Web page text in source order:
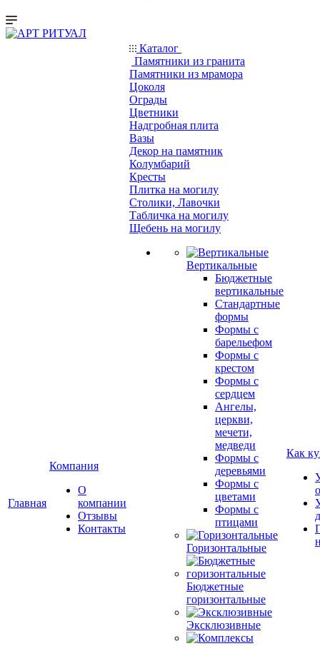
Главная
Компания
О
компании
Отзывы
Контакты
Каталог
Памятники из гранита
Памятники из мрамора
Цоколя
Ограды
Цветники
Надгробная плита
Вазы
Декор на памятник
Колумбарий
Кресты
Плитка на могилу
Столики, Лавочки
Табличка на могилу
Щебень на могилу
Вертикальные
Бюджетные
вертикальные
Стандартные
формы
Формы с
барельефом
Формы с
крестом
Формы с
сердцем
Ангелы,
церкви,
мечети,
медведи
Формы с
деревьями
Формы с
цветами
Формы с
птицами
Горизонтальные
Бюджетные
горизонтальные
Эксклюзивные
Как